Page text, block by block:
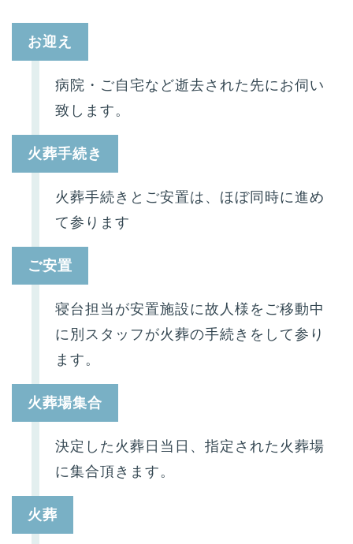
お迎え
病院・ご自宅など逝去された先にお伺い
致します。
火葬手続き
火葬手続きとご安置は、ほぼ同時に進め
て参ります
ご安置
寝台担当が安置施設に故人様をご移動中
に別スタッフが火葬の手続きをして参り
ます。
火葬場集合
決定した火葬日当日、指定された火葬場
に集合頂きます。
火葬